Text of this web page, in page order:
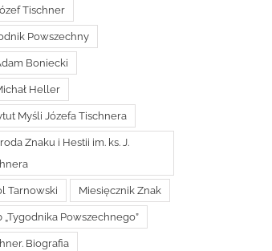
Tischner
Powszechny
Boniecki
Heller
Myśli Józefa Tischnera
Znaku i Hestii im. ks. J.
Tarnowski Miesięcznik Znak
„Tygodnika Powszechnego”
Biografia